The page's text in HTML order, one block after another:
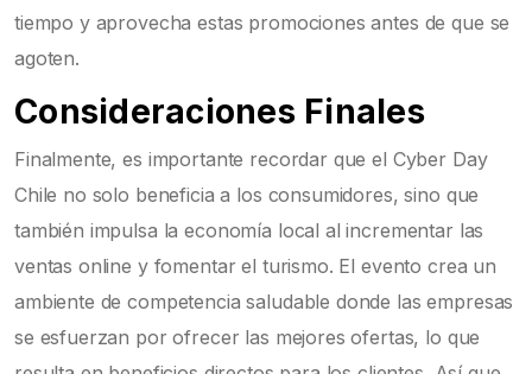
tiempo y aprovecha estas promociones antes de que se
agoten.
Consideraciones Finales
Finalmente, es importante recordar que el Cyber Day
Chile no solo beneficia a los consumidores, sino que
también impulsa la economía local al incrementar las
ventas online y fomentar el turismo. El evento crea un
ambiente de competencia saludable donde las empresas
se esfuerzan por ofrecer las mejores ofertas, lo que